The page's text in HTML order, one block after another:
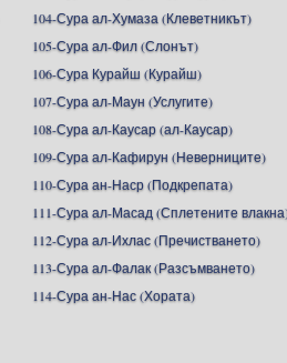
104-Сура ал-Хумаза (Клеветникът)
105-Сура ал-Фил (Слонът)
106-Сура Курайш (Курайш)
107-Сура ал-Маун (Услугите)
108-Сура ал-Каусар (ал-Каусар)
109-Сура ал-Кафирун (Неверниците)
110-Сура ан-Наср (Подкрепата)
111-Сура ал-Масад (Сплетените
112-Сура ал-Ихлас (Пречистването)
113-Сура ал-Фалак (Разсъмването)
114-Сура ан-Нас (Хората)